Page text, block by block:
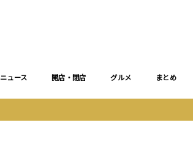
ニュース 開店・閉店 グルメ まとめ